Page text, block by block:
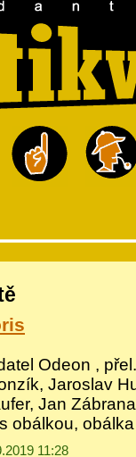
Odeon ,
Jaroslav
Jan
obálkou,
11:28